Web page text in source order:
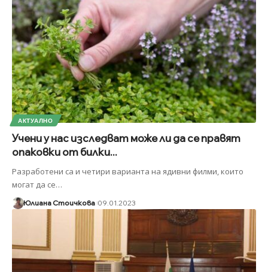
АКТУАЛНО
Учени у нас изследват може ли да се правят
опаковки от билки...
Разработени са и четири варианта на ядивни филми, които
могат да се…
Юлиана Стоичкова 09.01.2023